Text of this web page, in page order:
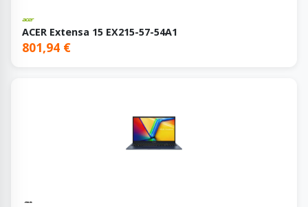
ACER Extensa 15 EX215-57-54A1
801,94 €